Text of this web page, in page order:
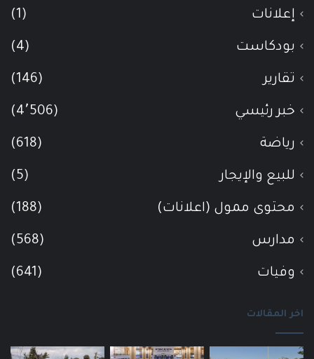
إعلانات (1)
بودكاست (4)
تقارير (146)
خبر رئيسي (4٬506)
رياضة (618)
للبيع والإيجار (5)
محتوى ممول (اعلانات) (188)
مدارس (568)
وفيات (641)
اخر المقالات